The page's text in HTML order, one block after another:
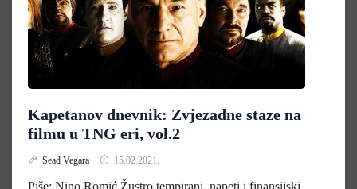
Kapetanov dnevnik: Zvjezadne staze na
filmu u TNG eri, vol.2
Sead Vegara 15.02.2021.
Piše: Nino Romić Žustro tempirani, napeti i finansijski